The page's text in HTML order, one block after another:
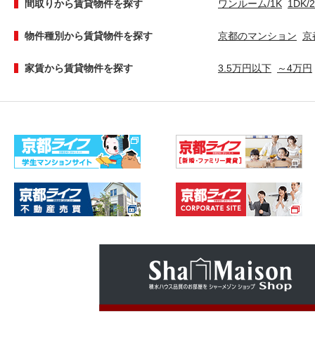
間取りから賃貸物件を探す ワンルーム/1K 1DK/
物件種別から賃貸物件を探す 京都のマンション 京
家賃から賃貸物件を探す 3.5万円以下 ～4万円